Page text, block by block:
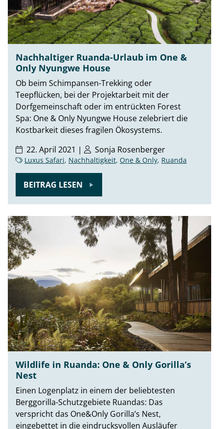
Nachhaltiger Ruanda-Urlaub im One &
Only Nyungwe House
Ob beim Schimpansen-Trekking oder
Teepflücken, bei der Projektarbeit mit der
Dorfgemeinschaft oder im entrückten Forest
Spa: One & Only Nyungwe House zelebriert die
Kostbarkeit dieses fragilen Ökosystems.
22. April 2021 |
Sonja Rosenberger
Luxus Safari, Nachhaltigkeit, One & Only, Ruanda
BEITRAG LESEN
Wildlife in Ruanda: One & Only Gorilla’s
Nest
Einen Logenplatz in einem der beliebtesten
Berggorilla-Schutzgebiete Ruandas: Das
verspricht das One&Only Gorilla’s Nest,
eingebettet in die eindrucksvollen Ausläufer